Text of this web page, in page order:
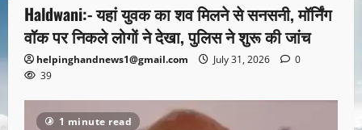
Haldwani:- यहां युवक का शव मिलने से सनसनी, मॉर्निंग
वॉक पर निकले लोगों ने देखा, पुलिस ने शुरू की जांच
helpinghandnews1@gmail.com July 31, 2026
0
39
1 minute read